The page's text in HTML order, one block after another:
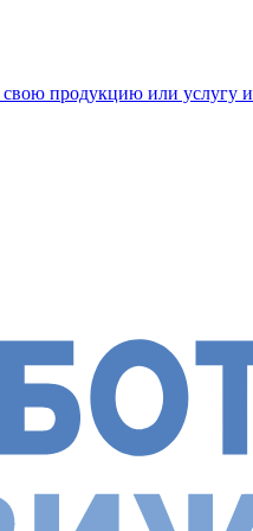
свою продукцию или услугу и